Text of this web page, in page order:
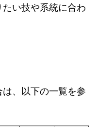
い技や系統に合わ
、以下の一覧を参